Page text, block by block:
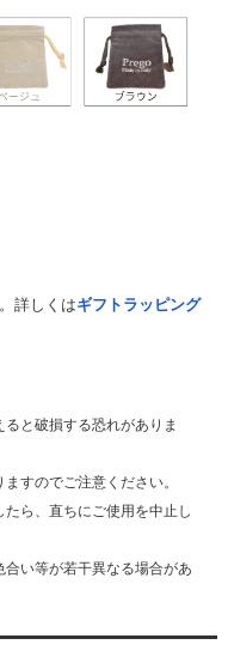
詳しくはギフトラッピング
と破損する恐れがありま
すのでご注意ください。
ら、直ちにご使用を中止し
い等が若干異なる場合があ